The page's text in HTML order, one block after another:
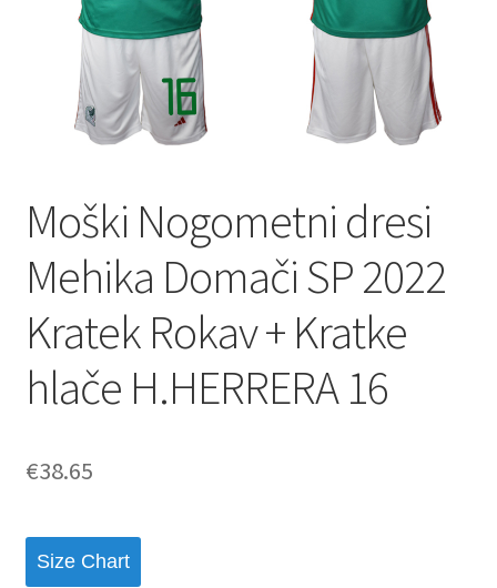
Moški Nogometni dresi
Mehika Domači SP 2022
Kratek Rokav + Kratke
hlače H.HERRERA 16
€38.65
Size Chart